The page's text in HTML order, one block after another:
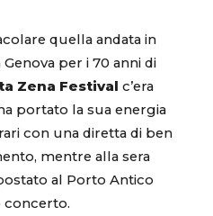
quella andata in
per i 70 anni di
Zena Festival c’era
portato la sua energia
con una diretta di ben
mentre alla sera
al Porto Antico
concerto.